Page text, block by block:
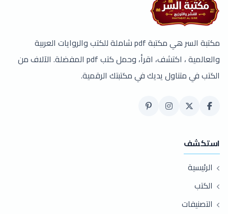
مكتبة السر هي مكتبة pdf شاملة للكتب والروايات العربية
والعالمية ، اكتشف، اقرأ، وحمل كتب pdf المفضلة. الآلاف من
الكتب في متناول يديك في مكتبتك الرقمية.
استكشف
الرئيسية
الكتب
التصنيفات